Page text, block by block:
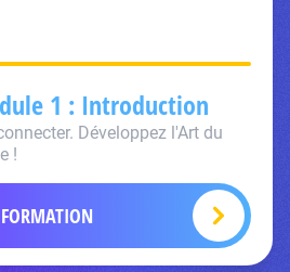
1 : Introduction
Développez l'Art du
!